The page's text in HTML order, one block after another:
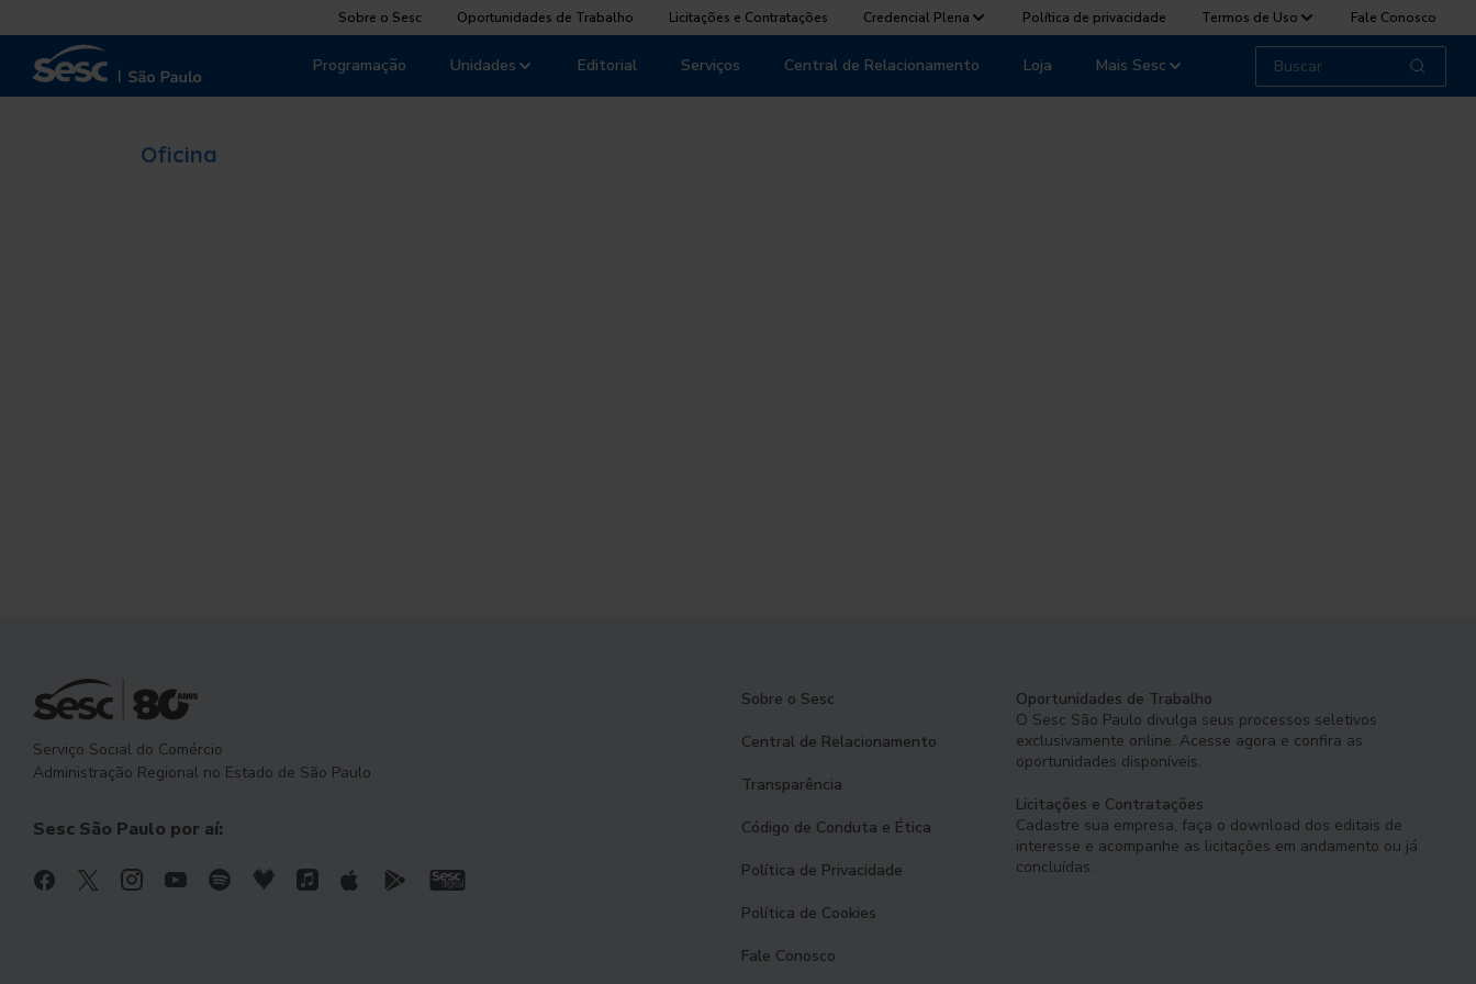
Sobre o Sesc Oportunidades de Trabalho Licitações e Contratações Credencial Plena Política de privacidade Termos de Uso Fale Conosco
Unidades
Programação Editorial Serviços Central de Relacionamento Loja Mais Sesc
Oficina
Serviço Social do Comércio
Administração Regional no Estado de São Paulo
Sesc São Paulo por aí:
Sobre o Sesc
Central de Relacionamento
Transparência
Código de Conduta e Ética
Política de Privacidade
Política de Cookies
Fale Conosco
Oportunidades de Trabalho
O Sesc São Paulo divulga seus processos seletivos
exclusivamente online. Acesse agora e confira as
oportunidades disponíveis.
Licitações e Contratações
Cadastre sua empresa, faça o download dos editais de
interesse e acompanhe as licitações em andamento ou já
concluídas.